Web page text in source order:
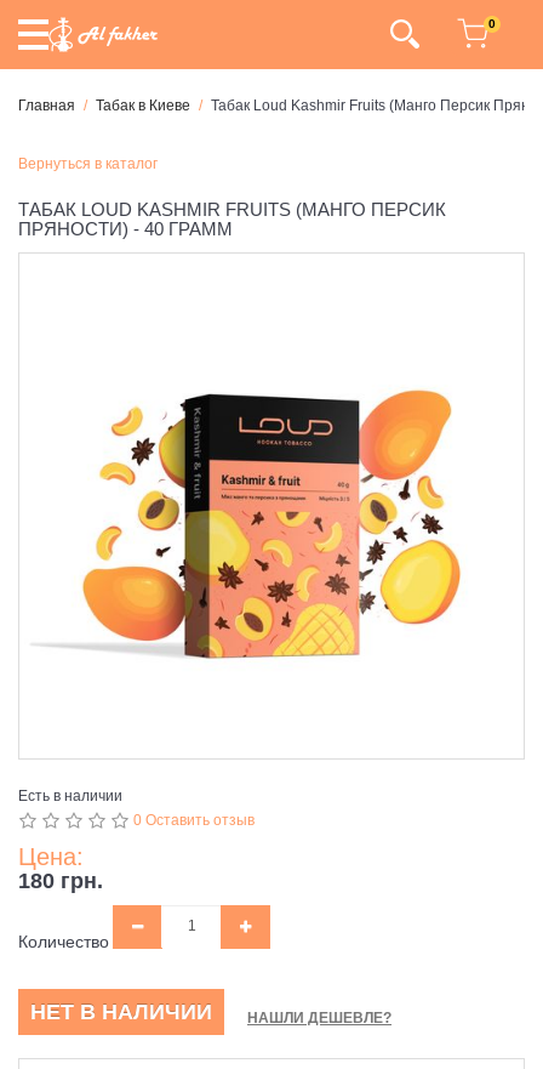
0
Главная Табак в Киеве Табак Loud Kashmir Fruits (Манго Персик
Вернуться в каталог
ТАБАК LOUD KASHMIR FRUITS (МАНГО ПЕРСИК
ПРЯНОСТИ) - 40 ГРАММ
Есть в наличии
0 Оставить отзыв
Цена:
180 грн.
Количество
НЕТ В НАЛИЧИИ НАШЛИ ДЕШЕВЛЕ?